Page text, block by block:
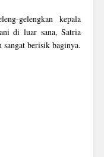
gelengkan kepala
di luar sana, Satria
sangat berisik baginya.